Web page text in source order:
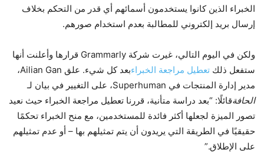
الخبراء الذين كانوا يستخدمون أسمائهم أي قدر من التحكم بخلاف
إرسال بريد إلكتروني للمطالبة بعدم استخدام صورهم.
ولكن في اليوم التالي، غيرت شركة Grammarly قرارها وأعلنت أنها
ستفعل ذلك تعطيل مراجعة الخبراء
بعد كل شيء. علق Ailian Gan،
مدير إدارة المنتجات في Superhuman، على التغيير في بيان لـ
الحافةقائلًا: “بعد دراسة متأنية، قررنا تعطيل مراجعة الخبراء حيث نعيد
تصور الميزة لجعلها أكثر فائدة للمستخدمين، مع منح الخبراء تحكمًا
حقيقيًا في الطريقة التي يريدون أن يتم تمثيلهم بها – أو عدم تمثيلهم
على الإطلاق.”